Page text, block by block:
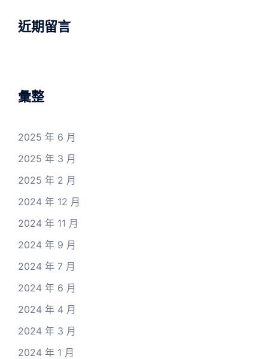
近期留言
彙整
2025 年 6 月
2025 年 3 月
2025 年 2 月
2024 年 12 月
2024 年 11 月
2024 年 9 月
2024 年 7 月
2024 年 6 月
2024 年 4 月
2024 年 3 月
2024 年 1 月